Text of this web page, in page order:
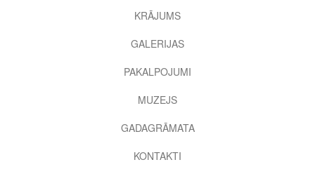
KRĀJUMS
GALERIJAS
PAKALPOJUMI
MUZEJS
GADAGRĀMATA
KONTAKTI